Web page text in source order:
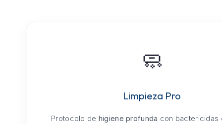
🧼
Limpieza Pro
Protocolo de higiene profunda con bactericidas